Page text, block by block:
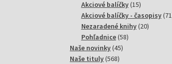
produktov
Akciové balíčky 1515
produktov
Akciové balíčky - časopisy 71
Nezaradené knihy 2020
Pohľadnice 5858
Naše novinky 4545
Naše tituly 568568